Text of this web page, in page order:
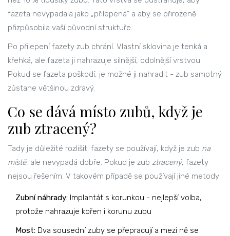
fazeta nevypadala jako „přilepená“ a aby se přirozeně
přizpůsobila vaší původní struktuře.
Po přilepení fazety zub chrání. Vlastní sklovina je tenká a
křehká, ale fazeta ji nahrazuje silnější, odolnější vrstvou.
Pokud se fazeta poškodí, je možné ji nahradit - zub samotný
zůstane většinou zdravý.
Co se dává místo zubů, když je
zub ztracený?
Tady je důležité rozlišit: fazety se používají, když je zub na
místě, ale nevypadá dobře. Pokud je zub ztracený, fazety
nejsou řešením. V takovém případě se používají jiné metody:
Zubní náhrady: Implantát s korunkou - nejlepší volba,
protože nahrazuje kořen i korunu zubu
Most: Dva sousední zuby se přepracují a mezi ně se